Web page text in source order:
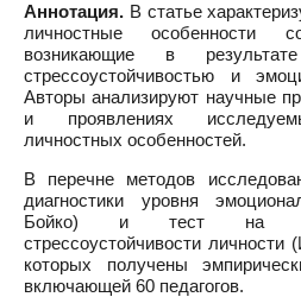
Аннотация. В статье
личностные особенности
возникающие в
стрессоустойчивостью и
Авторы анализируют научные
и проявлениях
личностных особенностей.
В перечне методов
диагностики уровня
Бойко) и тест на
стрессоустойчивости
которых получены
включающей 60 педагогов.